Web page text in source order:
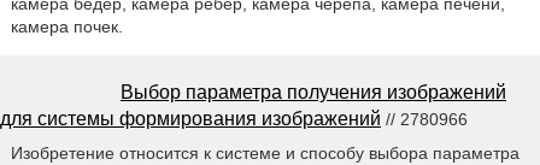
камера почек.
Выбор параметра получения изображений
для системы формирования изображений // 2780966
Изобретение относится к системе и способу выбора параметра